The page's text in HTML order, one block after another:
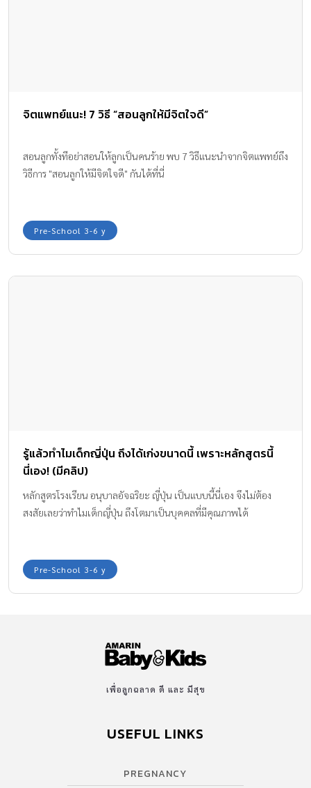
จิตแพทย์แนะ! 7 วิธี “สอนลูกให้มีจิตใจดี”
สอนลูกทั้งทีอย่าสอนให้ลูกเป็นคนร้าย พบ 7 วิธีแนะนำจากจิตแพทย์ถึง
วิธีการ "สอนลูกให้มีจิตใจดี" กันได้ที่นี่
Pre-School 3-6 y
รู้แล้วทำไมเด็กญี่ปุ่น ถึงได้เก่งขนาดนี้ เพราะหลักสูตรนี้
นี่เอง! (มีคลิป)
หลักสูตรโรงเรียน อนุบาลอัจฉริยะ ญี่ปุ่น เป็นแบบนี้นี่เอง จึงไม่ต้อง
สงสัยเลยว่าทำไมเด็กญี่ปุ่น ถึงโตมาเป็นบุคคลที่มีคุณภาพได้
Pre-School 3-6 y
เพื่อลูกฉลาด ดี และ มีสุข
USEFUL LINKS
PREGNANCY